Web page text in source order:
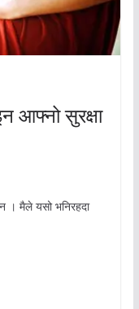
आफ्नो सुरक्षा
। मैले यसो भनिरहदा